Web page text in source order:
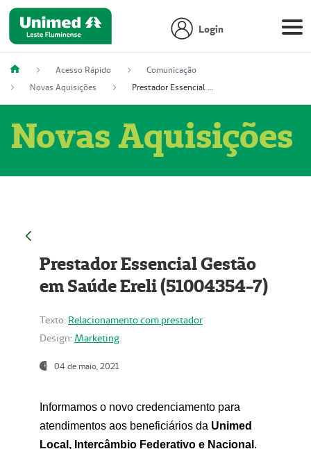
Login
Acesso Rápido
Comunicação
Novas Aquisições
Prestador Essencial Gestão em Saúde Ereli (51004354-7)
Novas Aquisições
Prestador Essencial Gestão
em Saúde Ereli (51004354-7)
Texto: Relacionamento com prestador
Design: Marketing
04 de maio, 2021
Informamos o novo credenciamento para
atendimentos aos beneficiários da Unimed
Local, Intercâmbio Federativo e Nacional .